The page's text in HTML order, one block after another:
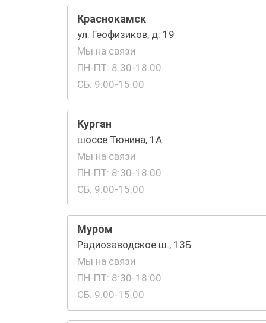
Краснокамск
ул. Геофизиков, д. 19
Мы на связи
ПН-ПТ: 8:30-18:00
СБ: 9:00-15:00
Курган
шоссе Тюнина, 1А
Мы на связи
ПН-ПТ: 8:30-18:00
СБ: 9:00-15:00
Муром
Радиозаводское ш., 13Б
Мы на связи
ПН-ПТ: 8:30-18:00
СБ: 9:00-15:00